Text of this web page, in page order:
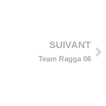
SUIVANT
Team Ragga 06